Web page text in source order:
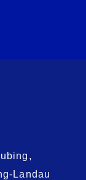
Landau